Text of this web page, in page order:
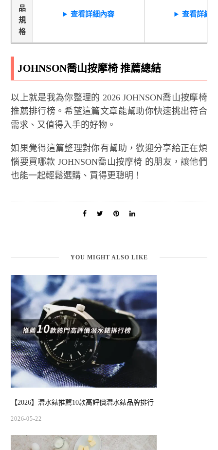
品
規
格
查看詳細內容 查看詳細
JOHNSON喬山按摩椅 推薦總結
以上就是我為你整理的 2026 JOHNSON喬山按摩椅
推薦排行榜。希望這篇文章能幫助你快速挑出符合
需求、又值得入手的好物。
如果覺得這篇整理對你有幫助，歡迎分享給正在煩
惱要買哪款 JOHNSON喬山按摩椅 的朋友，讓他們
也能一起輕鬆選購、買得更聰明！
YOU MIGHT ALSO LIKE
【2026】潛水錶推薦10款高評價潛水錶品牌排行
2026-05-22